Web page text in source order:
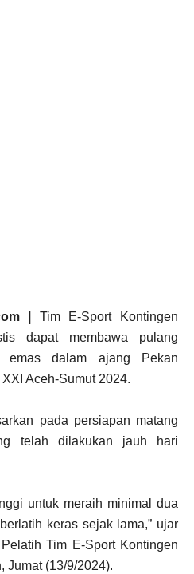
|
Tim E-Sport Kontingen
dapat membawa pulang
emas dalam ajang Pekan
Aceh-Sumut 2024.
pada persiapan matang
telah dilakukan jauh hari
untuk meraih minimal dua
keras sejak lama,” ujar
Tim E-Sport Kontingen
Jumat (13/9/2024).